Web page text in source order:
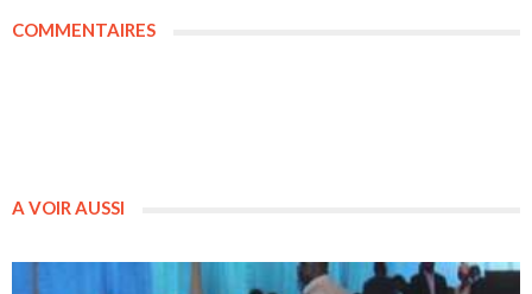
COMMENTAIRES
A VOIR AUSSI